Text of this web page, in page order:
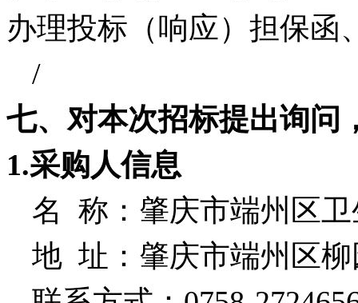
办理投标（响应）担保函
/
七、对本次招标提出询问
1.采购人信息
名
称：肇庆市端州区
地 址：肇庆市端州区